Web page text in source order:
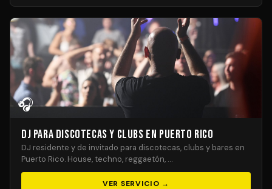
🎧
DJ para Discotecas y Clubs en Puerto Rico
DJ residente y de invitado para discotecas, clubs y bares en
Puerto Rico. House, techno, reggaetón, …
VER SERVICIO →